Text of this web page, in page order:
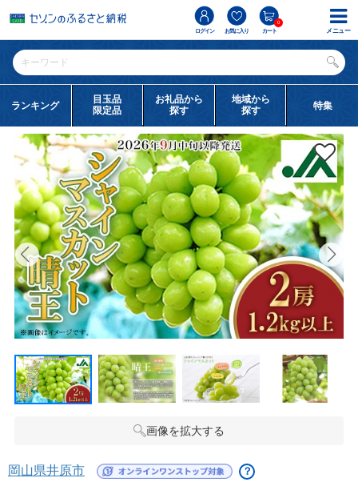
ログイン お気に入り カート
0
ランキング
目玉品
限定品
お礼品から
探す
地域から
探す
特集
画像を拡大する
岡山県井原市 ？
メニュー